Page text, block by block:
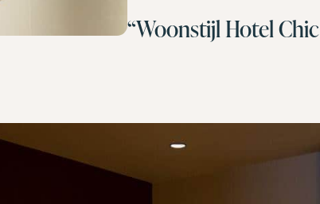
“Woonstijl Hotel Chic